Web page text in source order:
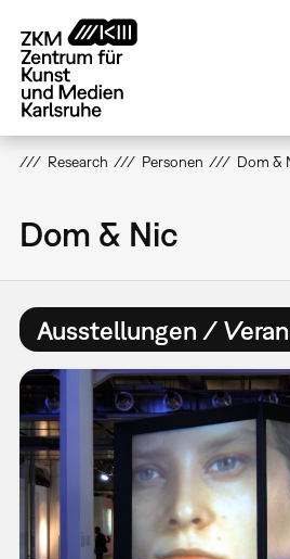
zum
Inhalt
Research Personen Dom &
Dom & Nic
Ausstellungen /